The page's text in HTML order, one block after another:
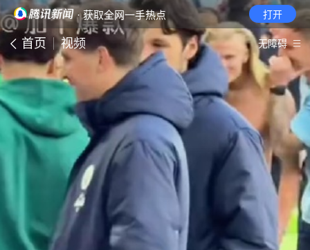
· 获取全网一手热点 打开
首页 视频 无障碍